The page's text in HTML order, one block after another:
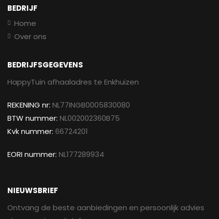
BEDRIJF
Home
Over ons
BEDRIJFSGEGEVENS
HappyTuin afhaaladres te Enkhuizen
REKENING nr: NL77INGB0005830080
BTW nummer: NL002002360B75
Kvk nummer: 66724201
EORI nummer: NL177289934
NIEUWSBRIEF
Ontvang de beste aanbiedingen en persoonlijk advies